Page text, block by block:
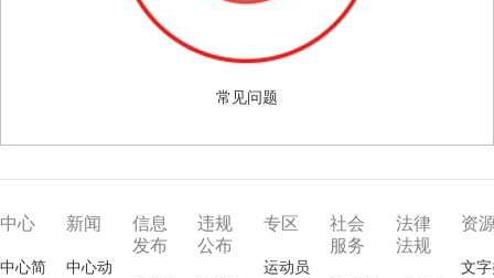
常见问题
中心
中心简
新闻
中心动
信息
发布
违规
公布
专区
运动员
社会
服务
法律
法规
资
文